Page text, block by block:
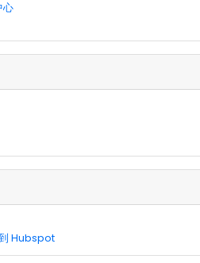
心
Hubspot